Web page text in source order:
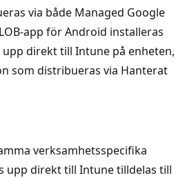
via både Managed Google
app för Android installeras
direkt till Intune på enheten,
som distribueras via Hanterat
verksamhetsspecifika
upp direkt till Intune tilldelas till